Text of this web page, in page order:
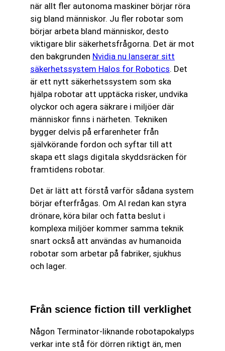
när allt fler autonoma maskiner börjar röra
sig bland människor. Ju fler robotar som
börjar arbeta bland människor, desto
viktigare blir säkerhetsfrågorna. Det är mot
den bakgrunden Nvidia nu lanserar sitt
säkerhetssystem Halos for Robotics. Det
är ett nytt säkerhetssystem som ska
hjälpa robotar att upptäcka risker, undvika
olyckor och agera säkrare i miljöer där
människor finns i närheten. Tekniken
bygger delvis på erfarenheter från
självkörande fordon och syftar till att
skapa ett slags digitala skyddsräcken för
framtidens robotar.
Det är lätt att förstå varför sådana system
börjar efterfrågas. Om AI redan kan styra
drönare, köra bilar och fatta beslut i
komplexa miljöer kommer samma teknik
snart också att användas av humanoida
robotar som arbetar på fabriker, sjukhus
och lager.
Från science fiction till verklighet
Någon Terminator-liknande robotapokalyps
verkar inte stå för dörren riktigt än, men